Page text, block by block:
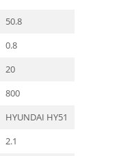
50.8
0.8
20
800
HYUNDAI HY51
2.1